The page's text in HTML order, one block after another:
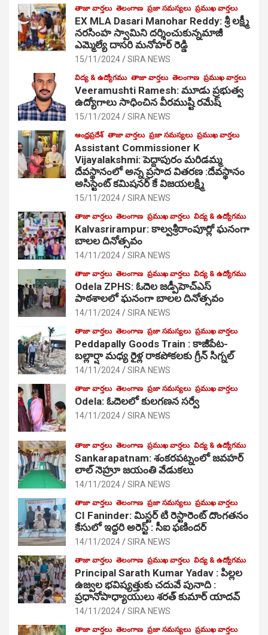
తాజా వార్తలు తెలంగాణ ప్రజా సమస్యలు ప్రముఖ వార్తలు
EX MLA Dasari Manohar Reddy: శ్రీ లక్ష్మీ
నరసింహ స్వామిని దర్శించుకున్నమాజీ
ఎమ్మెల్యే దాసరి మనోహర్ రెడ్డి
15/11/2024 SIRA NEWS
విద్య & ఉద్యోగము తాజా వార్తలు తెలంగాణ ప్రముఖ వార్తలు
Veeramushti Ramesh: మూడు ప్రభుత్వ
ఉద్యోగాలు సాధించిన వీరముష్టి రమేష్
15/11/2024 SIRA NEWS
ఆంధ్రప్రదేశ్ తాజా వార్తలు ప్రజా సమస్యలు ప్రముఖ వార్తలు
Assistant Commissioner K
Vijayalakshmi: పెద్దాపురం మరిడమ్మ
దేవస్థానంలో అన్న ప్రసాద వితరణ :దేవస్థానం
అసిస్టెంట్ కమిషనర్ కే విజయలక్ష్మి
15/11/2024 SIRA NEWS
తాజా వార్తలు తెలంగాణ ప్రముఖ వార్తలు విద్య & ఉద్యోగము
Kalvasrirampur: కాల్వశ్రీరాంపూర్లో ఘనంగా
బాలల దినోత్సవం
14/11/2024 SIRA NEWS
తాజా వార్తలు తెలంగాణ ప్రముఖ వార్తలు విద్య & ఉద్యోగము
Odela ZPHS: ఓదెల జ‌డ్పీహెచ్ఎస్
పాఠ‌శాల‌లో ఘనంగా బాలల దినోత్సవం
14/11/2024 SIRA NEWS
తాజా వార్తలు తెలంగాణ ప్రజా సమస్యలు ప్రముఖ వార్తలు
Peddapally Goods Train : కాజీపేట-
బల్లార్షా మధ్య రైళ్ల రాకపోకలకు గ్రీన్ సిగ్నల్
14/11/2024 SIRA NEWS
తాజా వార్తలు తెలంగాణ ప్రజా సమస్యలు ప్రముఖ వార్తలు
Odela: ఓదెలలో కులగణన సర్వే
14/11/2024 SIRA NEWS
తాజా వార్తలు తెలంగాణ ప్రముఖ వార్తలు విద్య & ఉద్యోగము
Sankarapatnam: శంకరపట్నంలో జవహర్
లాల్ నెహ్రూ జయంతి వేడుకలు
14/11/2024 SIRA NEWS
తాజా వార్తలు తెలంగాణ ప్రజా సమస్యలు ప్రముఖ వార్తలు
CI Faninder: మిస్టర్ టి రెస్టారెంట్ దొంగతనం
కేసులో ఇద్దరి అరెస్ట్ : సీఐ ఫణిందర్
14/11/2024 SIRA NEWS
తాజా వార్తలు తెలంగాణ ప్రముఖ వార్తలు విద్య & ఉద్యోగము
Principal Sarath Kumar Yadav : పిల్లల
ఉజ్వల భవిష్యత్తుకు చదువే పునాది :
ప్రధానోపాధ్యాయులు శరత్ కుమార్ యాదవ్
14/11/2024 SIRA NEWS
తాజా వార్తలు తెలంగాణ ప్రజా సమస్యలు ప్రముఖ వార్తలు